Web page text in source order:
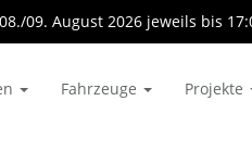
09. August 2026 jeweils bis
Fahrzeuge Projekte